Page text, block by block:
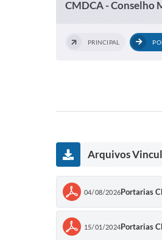
CMDCA - Conselho
PRINCIPAL
Arquivos
04/08/2026Portarias
15/01/2024Portarias